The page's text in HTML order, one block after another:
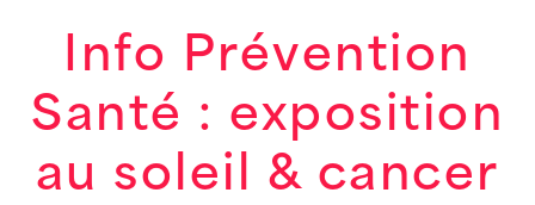
Info Prévention
Santé : exposition
au soleil & cancer